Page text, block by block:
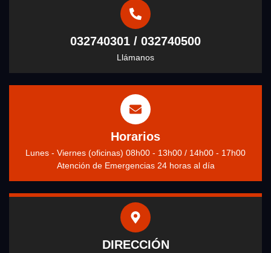
032740301 / 032740500
Llámanos
Horarios
Lunes - Viernes (oficinas) 08h00 - 13h00 / 14h00 - 17h00
Atención de Emergencias 24 horas al día
DIRECCIÓN